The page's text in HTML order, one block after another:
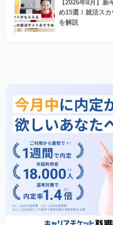
【2026年8月】
め15選！就活ス
を解説